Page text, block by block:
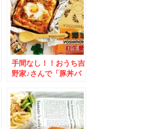
店」さんの「侍まつ
り」「カキフライ、ブ
ロッコリー、チキン」
(*´艸`*)
手間なし！！おうち吉
野家♪さんで「豚丼パ
シピ♪(*´艸`*)